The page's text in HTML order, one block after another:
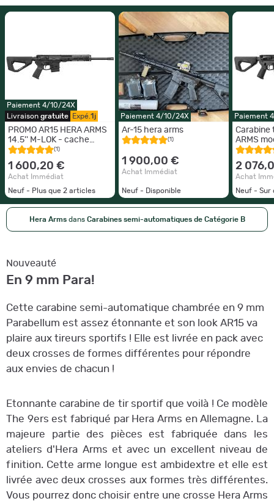
Paiement 4/10/24X
Livraison gratuite Expé. 1j
PROMO AR15 HERA ARMS
14.5'' M-LOK - cache
flamme A2 cal 223 Rem.
(1)
1 600,20 €
Achat Immédiat
Neuf - Plus que 2 articles
Paiement 4/10/24X
Ar-15 hera arms
(1)
1 900,00 €
Achat Immédiat
Neuf - Disponible
Paiement
Carabine
ARMS
15 TH -
2
Achat
Neuf - Sur
Hera Armsdans Carabines semi-automatiques de Catégorie B
Nouveauté
En 9 mm Para!
Cette carabine semi-automatique chambrée en 9 mm
Parabellum est assez étonnante et son look AR15 va
plaire aux tireurs sportifs ! Elle est livrée en pack avec
deux crosses de formes différentes pour répondre
aux envies de chacun !
Etonnante carabine de tir sportif que voilà ! Ce modèle
The 9ers est fabriqué par Hera Arms en Allemagne. La
majeure partie des pièces est fabriquée dans les
ateliers d'Hera Arms et avec un excellent niveau de
finition. Cette arme longue est ambidextre et elle est
livrée avec deux crosses aux formes très différentes.
Vous pourrez donc choisir entre une crosse Hera Arms